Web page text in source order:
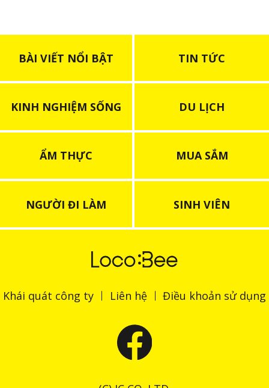
BÀI VIẾT NỔI BẬT TIN TỨC
KINH NGHIỆM SỐNG DU LỊCH
ẨM THỰC MUA SẮM
NGƯỜI ĐI LÀM SINH VIÊN
Khái quát công ty Liên hệ Điều khoản sử dụng